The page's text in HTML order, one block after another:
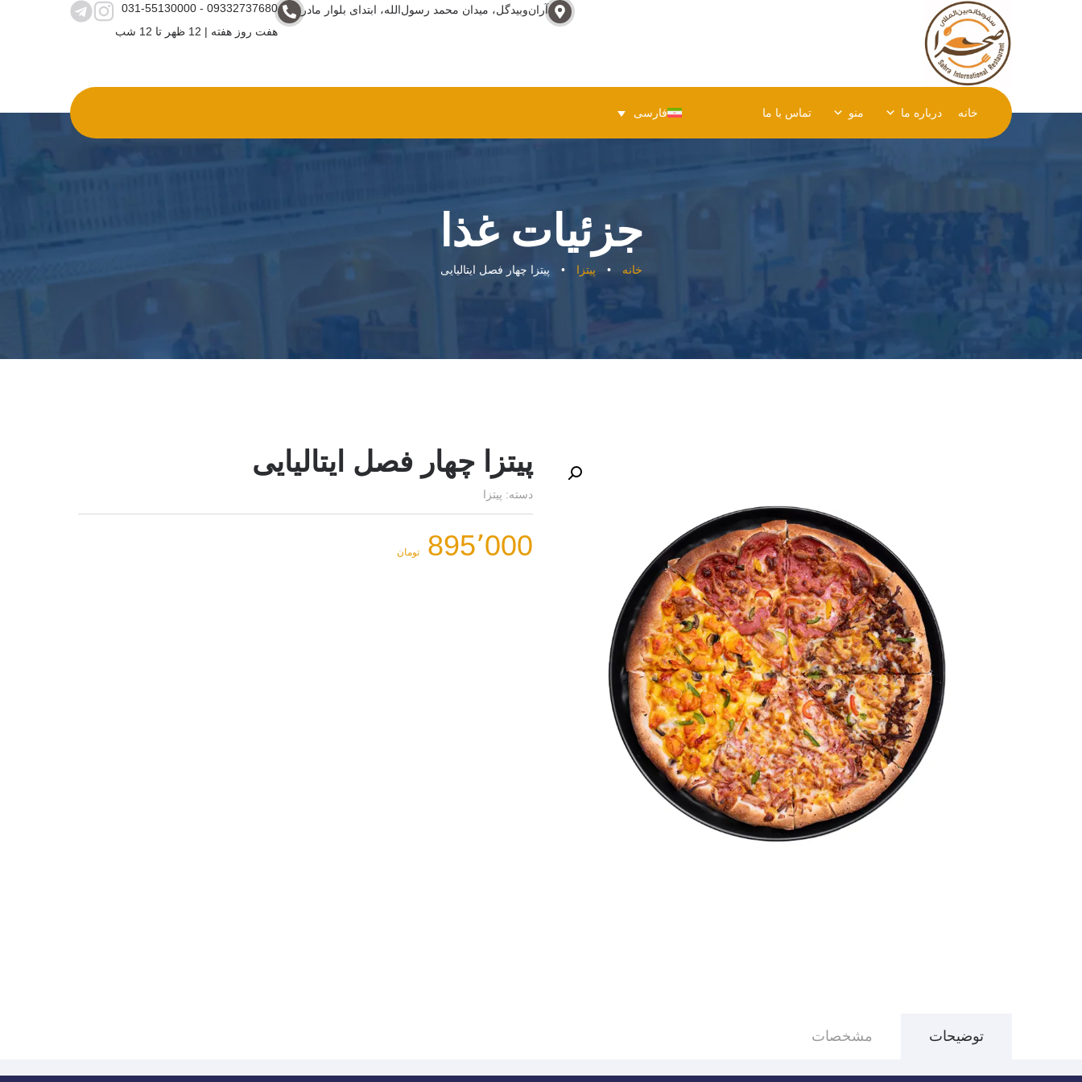
031-55130000 - 09332737680
هفت روز هفته | 12 ظهر تا 12 شب
آران‌وبيدگل، ميدان محمد رسول‌الله، ابتدای بلوار مادر
خانه درباره ما منو تماس با ما فارسی
جزئیات غذا
خانه • پیتزا • پیتزا چهار فصل ایتالیایی
پیتزا چهار فصل ایتالیایی
دسته: پیتزا
895٬000 تومان
توضیحات مشخصات